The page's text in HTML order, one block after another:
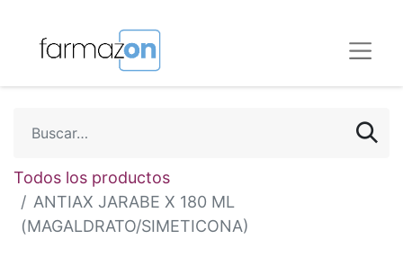
Todos los productos
ANTIAX JARABE X 180 ML
(MAGALDRATO/SIMETICONA)